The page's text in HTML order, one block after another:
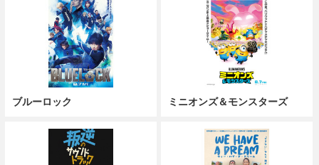
ブルーロック ミニオンズ＆モンスターズ